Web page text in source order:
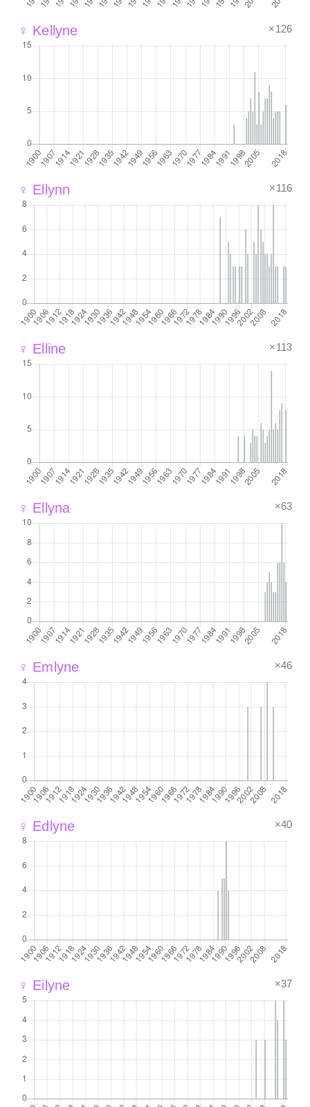
♀ Kellyne ×126
♀ Ellynn ×116
♀ Elline ×113
♀ Ellyna ×63
♀ Emlyne ×46
♀ Edlyne ×40
♀ Eilyne ×37